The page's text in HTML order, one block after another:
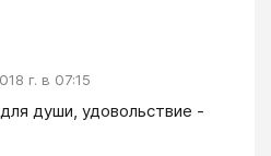
г. в 07:15
души, удовольствие -